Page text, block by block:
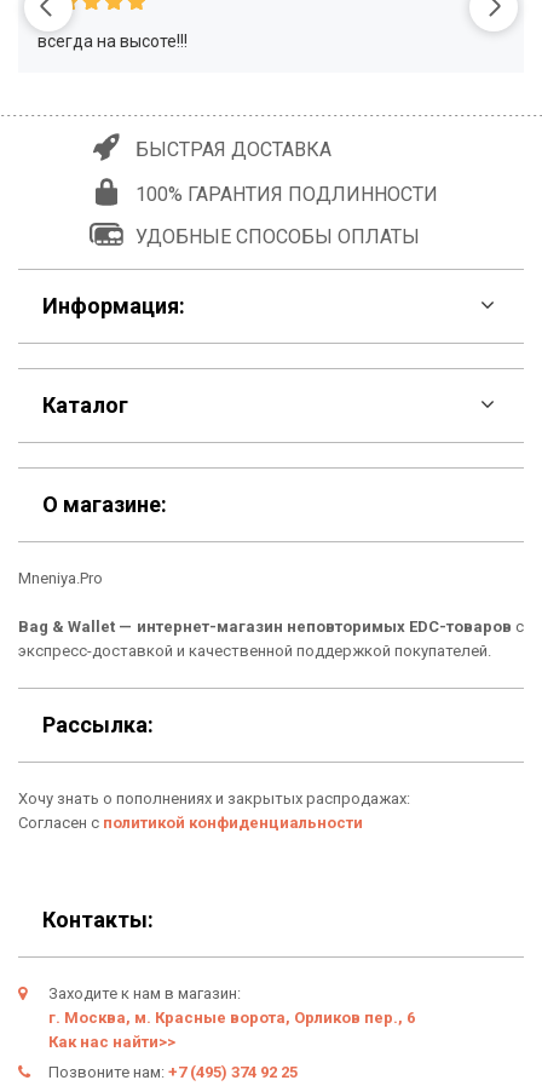
всегда на высоте!!!
БЫСТРАЯ ДОСТАВКА
100% ГАРАНТИЯ ПОДЛИННОСТИ
УДОБНЫЕ СПОСОБЫ ОПЛАТЫ
Информация:
F.A.Q
Контакты
Шоурум
Материалы
Подарочные сертификаты
О нас
Отзывы о Bag & Wallet
Гарантия
Условия возврата
Оферта
Политика конфиденциальности
Каталог
Скидки
Кошельки
Сумки
Новинки
Подарки
О магазине:
Mneniya.Pro
Bag & Wallet — интернет-магазин неповторимых EDC-товаров с
экспресс-доставкой и качественной поддержкой покупателей.
Рассылка:
Хочу знать о пополнениях и закрытых распродажах:
Согласен с политикой конфиденциальности
Контакты:
Заходите к нам в магазин:
г. Москва, м. Красные ворота, Орликов пер., 6
Как нас найти>>
Позвоните нам: +7 (495) 374 92 25